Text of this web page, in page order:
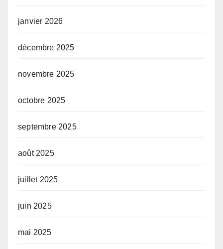
janvier 2026
décembre 2025
novembre 2025
octobre 2025
septembre 2025
août 2025
juillet 2025
juin 2025
mai 2025